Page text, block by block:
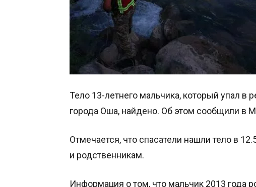
Тело 13-летнего мальчика, который упал в
города Оша, найдено. Об этом сообщили в
Отмечается, что спасатели нашли тело в
и родственникам.
Информация о том, что мальчик 2013 года